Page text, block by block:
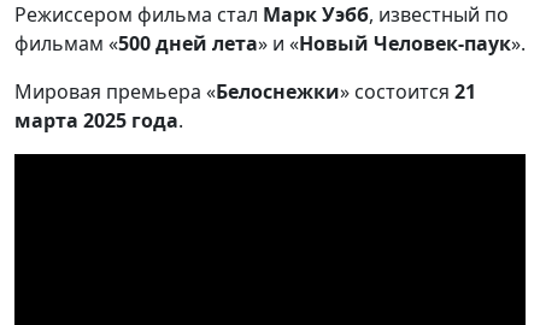
Режиссером фильма стал Марк Уэбб, известный по
фильмам «500 дней лета» и «Новый Человек-паук».
Мировая премьера «Белоснежки» состоится 21
марта 2025 года.